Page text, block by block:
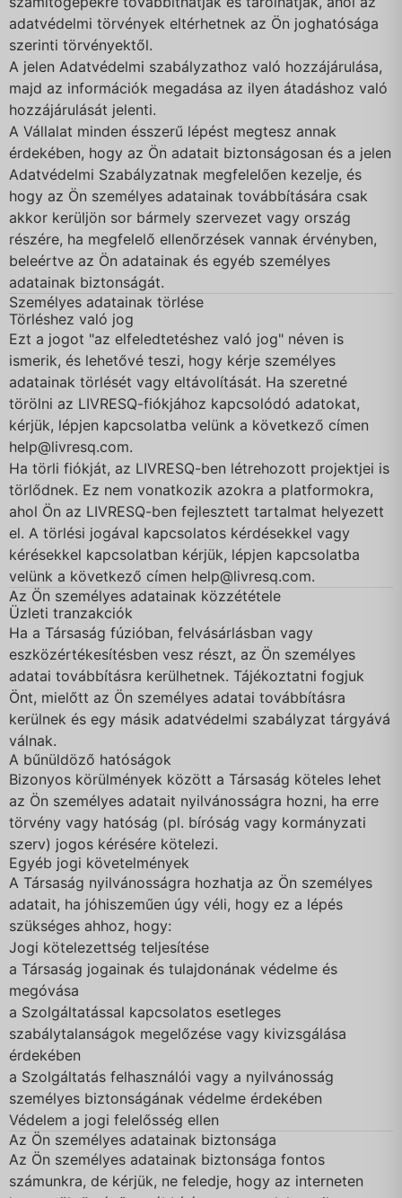
adatvédelmi törvények eltérhetnek az Ön joghatósága
szerinti törvényektől.
A jelen Adatvédelmi szabályzathoz való hozzájárulása,
majd az információk megadása az ilyen átadáshoz való
hozzájárulását jelenti.
A Vállalat minden ésszerű lépést megtesz annak
érdekében, hogy az Ön adatait biztonságosan és a jelen
Adatvédelmi Szabályzatnak megfelelően kezelje, és
hogy az Ön személyes adatainak továbbítására csak
akkor kerüljön sor bármely szervezet vagy ország
részére, ha megfelelő ellenőrzések vannak érvényben,
beleértve az Ön adatainak és egyéb személyes
adatainak biztonságát.
Személyes adatainak törlése
Törléshez való jog
Ezt a jogot "az elfeledtetéshez való jog" néven is
ismerik, és lehetővé teszi, hogy kérje személyes
adatainak törlését vagy eltávolítását. Ha szeretné
törölni az LIVRESQ-fiókjához kapcsolódó adatokat,
kérjük, lépjen kapcsolatba velünk a következő címen
help@livresq.com.
Ha törli fiókját, az LIVRESQ-ben létrehozott projektjei is
törlődnek. Ez nem vonatkozik azokra a platformokra,
ahol Ön az LIVRESQ-ben fejlesztett tartalmat helyezett
el. A törlési jogával kapcsolatos kérdésekkel vagy
kérésekkel kapcsolatban kérjük, lépjen kapcsolatba
velünk a következő címen help@livresq.com.
Az Ön személyes adatainak közzététele
Üzleti tranzakciók
Ha a Társaság fúzióban, felvásárlásban vagy
eszközértékesítésben vesz részt, az Ön személyes
adatai továbbításra kerülhetnek. Tájékoztatni fogjuk
Önt, mielőtt az Ön személyes adatai továbbításra
kerülnek és egy másik adatvédelmi szabályzat tárgyává
válnak.
A bűnüldöző hatóságok
Bizonyos körülmények között a Társaság köteles lehet
az Ön személyes adatait nyilvánosságra hozni, ha erre
törvény vagy hatóság (pl. bíróság vagy kormányzati
szerv) jogos kérésére kötelezi.
Egyéb jogi követelmények
A Társaság nyilvánosságra hozhatja az Ön személyes
adatait, ha jóhiszeműen úgy véli, hogy ez a lépés
szükséges ahhoz, hogy:
Jogi kötelezettség teljesítése
a Társaság jogainak és tulajdonának védelme és
megóvása
a Szolgáltatással kapcsolatos esetleges
szabálytalanságok megelőzése vagy kivizsgálása
érdekében
a Szolgáltatás felhasználói vagy a nyilvánosság
személyes biztonságának védelme érdekében
Védelem a jogi felelősség ellen
Az Ön személyes adatainak biztonsága
Az Ön személyes adatainak biztonsága fontos
számunkra, de kérjük, ne feledje, hogy az interneten